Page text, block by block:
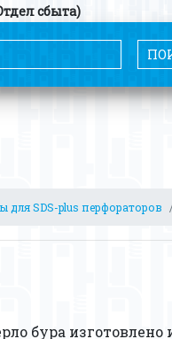
сбыта)
для SDS-plus перфораторов
бура